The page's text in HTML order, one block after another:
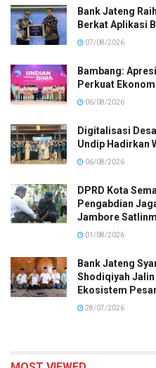
Bank Jateng
Berkat Aplikasi
07/08/2026
Bambang:
Perkuat
06/08/2026
Digitalisasi
Undip Hadirkan
06/08/2026
DPRD Kota
Pengabdian
Jambore
01/08/2026
Bank Jateng
Shodiqiyah
Ekosistem
28/07/2026